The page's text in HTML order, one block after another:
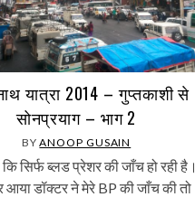
यात्रा 2014 – गुप्तकाशी से
सोनप्रयाग – भाग 2
BYANOOP GUSAIN
सिर्फ ब्लड प्रेशर की जाँच हो रही है।
आया डॉक्टर ने मेरे BP की जाँच की तो